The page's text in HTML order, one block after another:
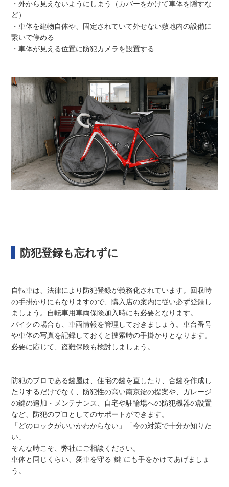
・外から見えないようにしまう（カバーをかけて車体を隠すな
ど）
・車体を建物自体や、固定されていて外せない敷地内の設備に
繋いで停める
・車体が見える位置に防犯カメラを設置する
防犯登録も忘れずに
自転車は、法律により防犯登録が義務化されています。回収時
の手掛かりにもなりますので、購入店の案内に従い必ず登録し
ましょう。自転車用車両保険加入時にも必要となります。
バイクの場合も、車両情報を管理しておきましょう。車台番号
や車体の写真を記録しておくと捜索時の手掛かりとなります。
必要に応じて、盗難保険も検討しましょう。
防犯のプロである鍵屋は、住宅の鍵を直したり、合鍵を作成し
たりするだけでなく、防犯性の高い南京錠の提案や、ガレージ
の鍵の追加・メンテナンス、自宅や駐輪場への防犯機器の設置
など、防犯のプロとしてのサポートができます。
「どのロックがいいかわからない」「今の対策で十分か知りた
い」
そんな時こそ、弊社にご相談ください。
車体と同じくらい、愛車を守る”鍵”にも手をかけてあげましょ
う。